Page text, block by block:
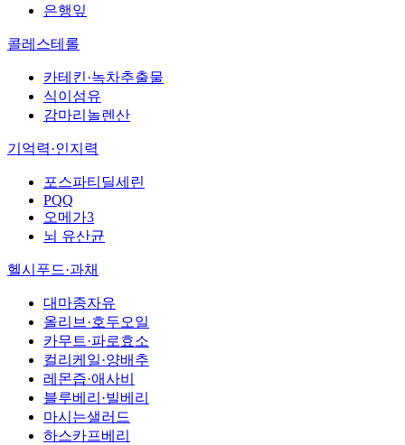
은행잎
콜레스테롤
카테킨·녹차추출물
식이섬유
감마리놀렌산
기억력·인지력
포스파티딜세린
PQQ
오메가3
뇌 유산균
헬시푸드·과채
대마종자유
올리브·호두오일
카무트·파로효소
컬리케일·양배추
레몬즙·애사비
블루베리·빌베리
마시는샐러드
하스카프베리